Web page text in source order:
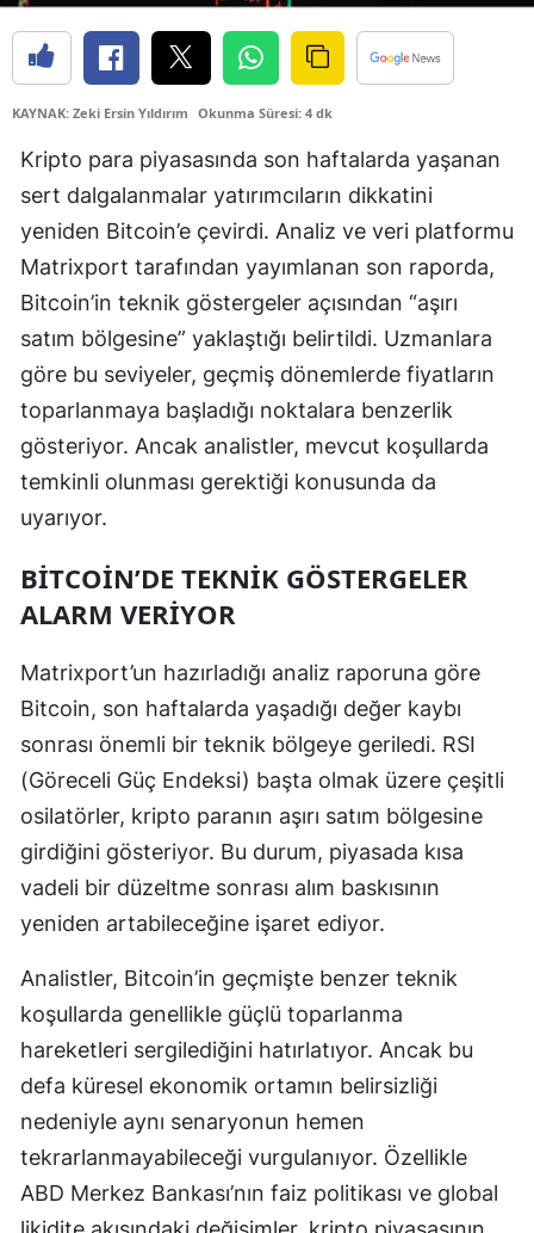
Elazığ
Erzincan
Eskişehir
Gaziantep
Giresun
Gümüşhane
Hakkari
Hatay
Kastamonu
Kayseri
Kırklareli
Kırşehir
Kütahya
Malatya
Manisa
Kahramanmaraş
Mardin
KAYNAK: Zeki Ersin Yıldırım Okunma Süresi: 4 dk
Kripto para piyasasında son haftalarda yaşanan
sert dalgalanmalar yatırımcıların dikkatini
yeniden Bitcoin’e çevirdi. Analiz ve veri platformu
Matrixport tarafından yayımlanan son raporda,
Bitcoin’in teknik göstergeler açısından “aşırı
satım bölgesine” yaklaştığı belirtildi. Uzmanlara
göre bu seviyeler, geçmiş dönemlerde fiyatların
toparlanmaya başladığı noktalara benzerlik
gösteriyor. Ancak analistler, mevcut koşullarda
temkinli olunması gerektiği konusunda da
uyarıyor.
BITCOIN’DE TEKNIK GÖSTERGELER
ALARM VERIYOR
Matrixport’un hazırladığı analiz raporuna göre
Bitcoin, son haftalarda yaşadığı değer kaybı
sonrası önemli bir teknik bölgeye geriledi. RSI
(Göreceli Güç Endeksi) başta olmak üzere çeşitli
osilatörler, kripto paranın aşırı satım bölgesine
girdiğini gösteriyor. Bu durum, piyasada kısa
vadeli bir düzeltme sonrası alım baskısının
yeniden artabileceğine işaret ediyor.
Analistler, Bitcoin’in geçmişte benzer teknik
koşullarda genellikle güçlü toparlanma
hareketleri sergilediğini hatırlatıyor. Ancak bu
defa küresel ekonomik ortamın belirsizliği
nedeniyle aynı senaryonun hemen
tekrarlanmayabileceği vurgulanıyor. Özellikle
ABD Merkez Bankası’nın faiz politikası ve global